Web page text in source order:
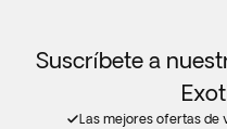
Suscríbete a
Las mejores ofertas de